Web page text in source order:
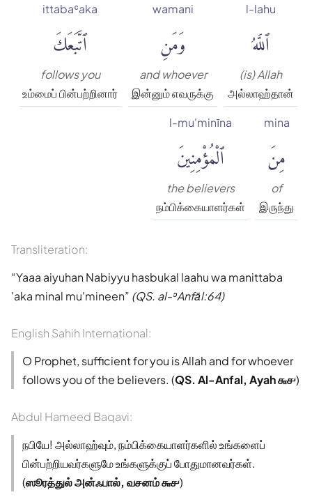
l-lahu
ٱللَّهُ
(is) Allah
அல்லாஹ்தான்
wamani
وَمَنِ
and whoever
இன்னும் எவருக்கு
ittabaʿaka
ٱتَّبَعَكَ
follows you
உம்மைப் பின்பற்றினார்
mina
مِنَ
of
இருந்து
l-mu'minīna
ٱلْمُؤْمِنِينَ
the believers
நம்பிக்கையாளர்கள்
Transliteration:
Yaaa aiyuhan Nabiyyu hasbukal laahu wa manittaba
'aka minal mu'mineen (QS. al-ʾAnfāl:64)
English Sahih International:
O Prophet, sufficient for you is Allah and for whoever
follows you of the believers. (QS. Al-Anfal, Ayah ௬௪)
Abdul Hameed Baqavi:
நபியே! அல்லாஹ்வும், நம்பிக்கையாளர்களில் உங்களைப்
பின்பற்றியவர்களுமே உங்களுக்குப் போதுமானவர்கள்.
(ஸூரத்துல் அன்ஃபால், வசனம் ௬௪)